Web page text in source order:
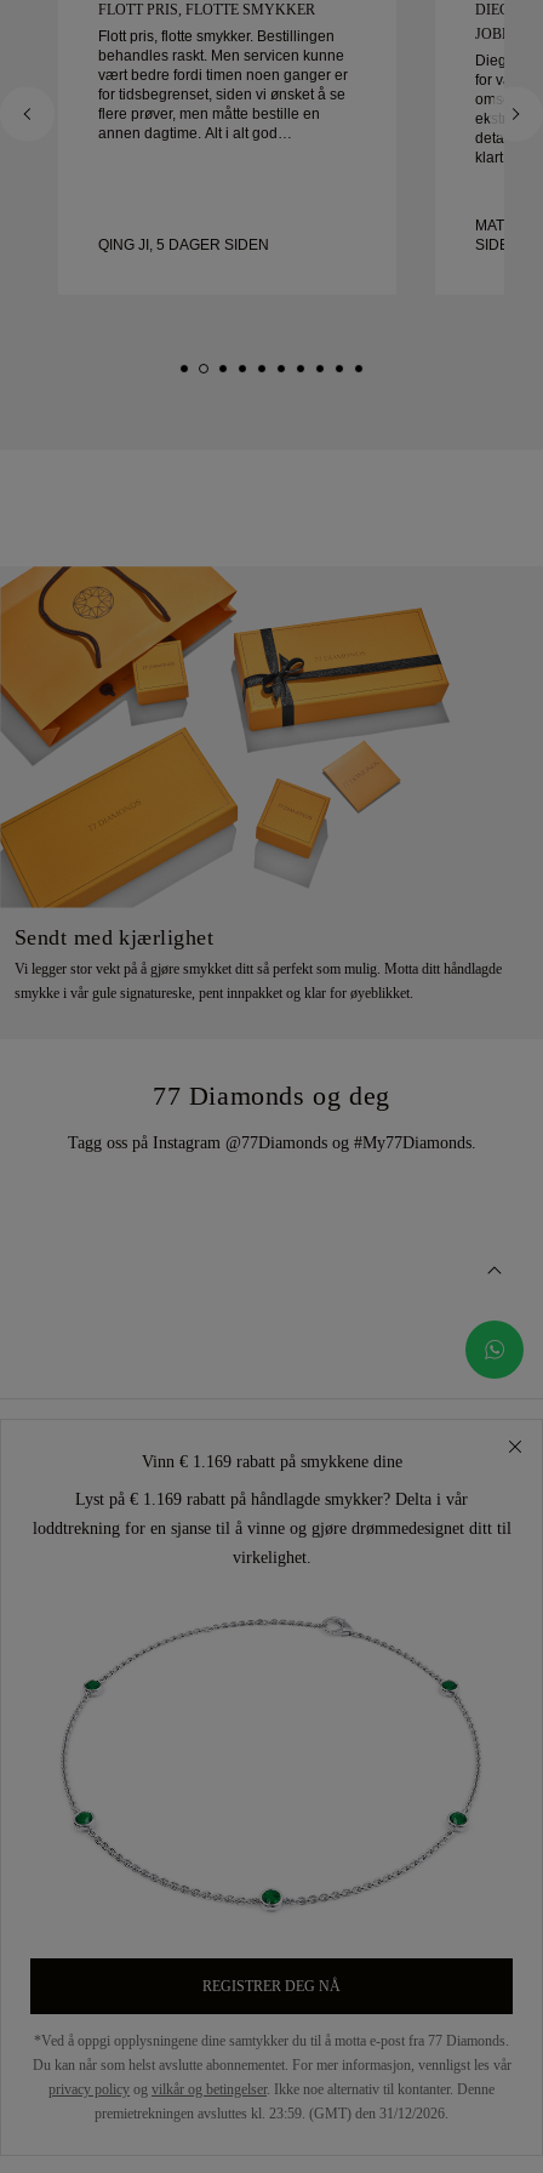
FLOTT PRIS, FLOTTE SMYKKER
Flott pris, flotte smykker. Bestillingen
behandles raskt. Men servicen kunne
vært bedre fordi timen noen ganger er
for tidsbegrenset, siden vi ønsket å se
flere prøver, men måtte bestille en
annen dagtime. Alt i alt god
QING JI, 5 DAGER SIDEN
DIEGO
JOBBE
Diego
for våre
omsorg
detalj ble
klart i
SIDEN
Sendt med kjærlighet
Vi legger stor vekt på å gjøre smykket ditt så perfekt som mulig. Motta ditt håndlagde
smykke i vår gule signatureske, pent innpakket og klar for øyeblikket.
77 Diamonds og deg
Tagg oss på Instagram @77Diamonds og #My77Diamonds.
Vinn € 1.169 rabatt på smykkene dine
Lyst på € 1.169 rabatt på håndlagde smykker? Delta i vår
loddtrekning for en sjanse til å vinne og gjøre drømmedesignet ditt til
virkelighet.
REGISTRER DEG NÅ
*Ved å oppgi opplysningene dine samtykker du til å motta e-post fra 77 Diamonds.
Du kan når som helst avslutte abonnementet. For mer informasjon, vennligst les vår
privacy policy og vilkår og betingelser. Ikke noe alternativ til kontanter. Denne
premietrekningen avsluttes kl. 23:59. (GMT) den 31/12/2026.